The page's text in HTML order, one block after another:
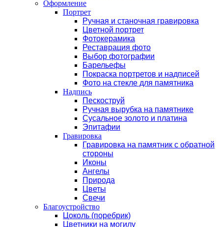
Оформление
Портрет
Ручная и станочная гравировка
Цветной портрет
Фотокерамика
Реставрация фото
Выбор фотографии
Барельефы
Покраска портретов и надписей
Фото на стекле для памятника
Надпись
Пескоструй
Ручная вырубка на памятнике
Сусальное золото и платина
Эпитафии
Гравировка
Гравировка на памятник с обратной
стороны
Иконы
Ангелы
Природа
Цветы
Свечи
Благоустройство
Цоколь (поребрик)
Цветники на могилу